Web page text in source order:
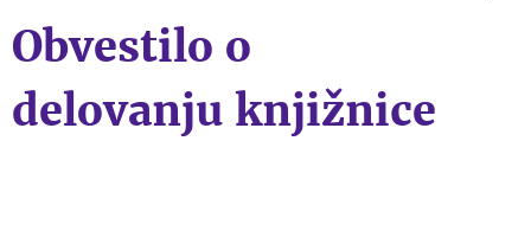
Obvestilo o
delovanju knjižnice